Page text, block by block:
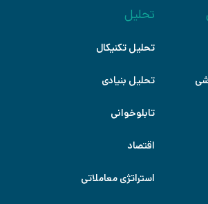
تحلیل
تحلیل تکنیکال
تحلیل بنیادی
تابلوخوانی
اقتصاد
استراتژی معاملاتی